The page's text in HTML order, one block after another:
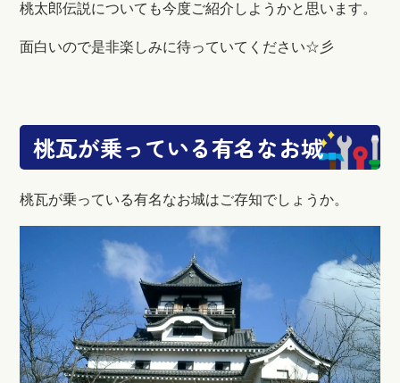
桃太郎伝説についても今度ご紹介しようかと思います。
面白いので是非楽しみに待っていてください☆彡
桃瓦が乗っている有名なお城
桃瓦が乗っている有名なお城はご存知でしょうか。